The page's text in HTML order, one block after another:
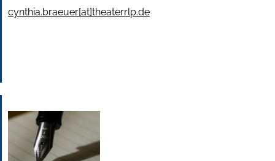
cynthia.braeuer[at]theaterrlp.de